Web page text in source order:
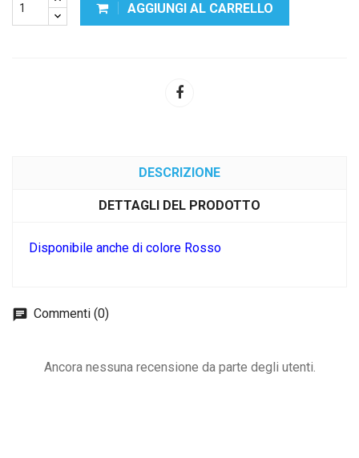
AGGIUNGI AL CARRELLO
DESCRIZIONE
DETTAGLI DEL PRODOTTO
Disponibile anche di colore Rosso
Commenti (0)
Ancora nessuna recensione da parte degli utenti.